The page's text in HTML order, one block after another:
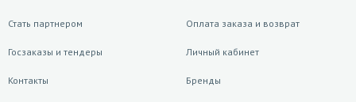
Стать партнером
Госзаказы и тендеры
Контакты
Оплата заказа и возврат
Личный кабинет
Бренды